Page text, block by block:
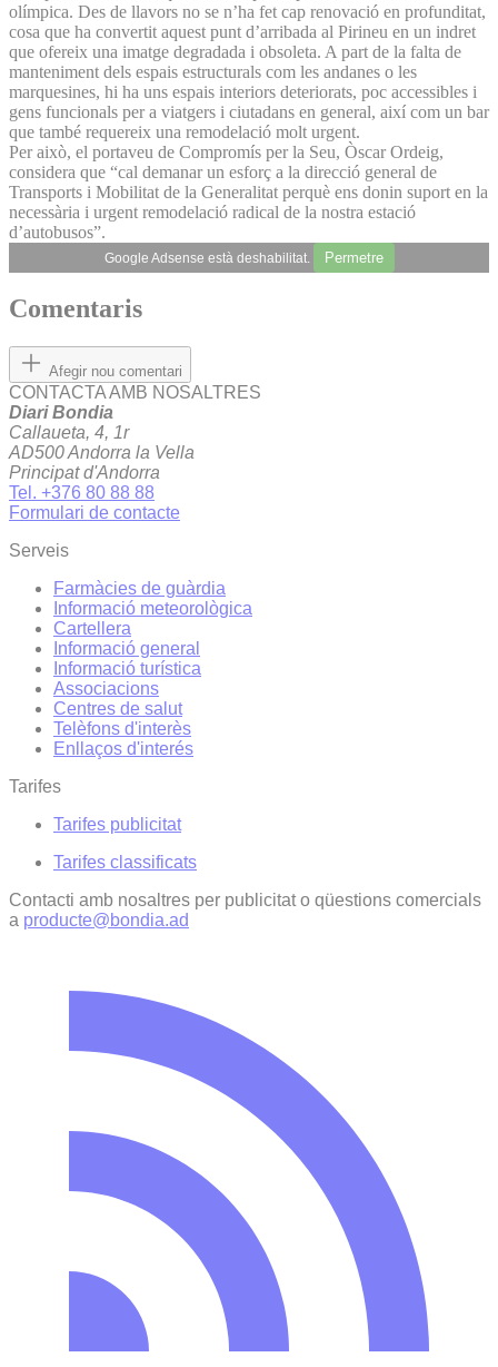
olímpica. Des de llavors no se n’ha fet cap renovació en profunditat,
cosa que ha convertit aquest punt d’arribada al Pirineu en un indret
que ofereix una imatge degradada i obsoleta. A part de la falta de
manteniment dels espais estructurals com les andanes o les
marquesines, hi ha uns espais interiors deteriorats, poc accessibles i
gens funcionals per a viatgers i ciutadans en general, així com un bar
que també requereix una remodelació molt urgent.
Per això, el portaveu de Compromís per la Seu, Òscar Ordeig,
considera que “cal demanar un esforç a la direcció general de
Transports i Mobilitat de la Generalitat perquè ens donin suport en la
necessària i urgent remodelació radical de la nostra estació
d’autobusos”.
Google Adsense està deshabilitat. Permetre
Comentaris
Afegir nou comentari
CONTACTA AMB NOSALTRES
Diari Bondia
Callaueta, 4, 1r
AD500 Andorra la Vella
Principat d'Andorra
Tel. +376 80 88 88
Formulari de contacte
Serveis
Farmàcies de guàrdia
Informació meteorològica
Cartellera
Informació general
Informació turística
Associacions
Centres de salut
Telèfons d'interès
Enllaços d'interés
Tarifes
Tarifes publicitat
Tarifes classificats
Contacti amb nosaltres per publicitat o qüestions comercials
a producte@bondia.ad